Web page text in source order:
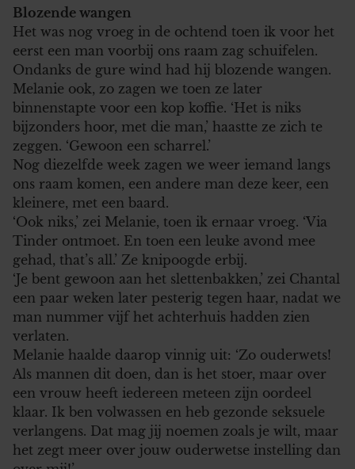
Blozende wangen
Het was nog vroeg in de ochtend toen ik voor het
eerst een man voorbij ons raam zag schuifelen.
Ondanks de gure wind had hij blozende wangen.
Melanie ook, zo zagen we toen ze later
binnenstapte voor een kop koffie. ‘Het is niks
bijzonders hoor, met die man,’ haastte ze zich te
zeggen. ‘Gewoon een scharrel.’
Nog diezelfde week zagen we weer iemand langs
ons raam komen, een andere man deze keer, een
kleinere, met een baard.
‘Ook niks,’ zei Melanie, toen ik ernaar vroeg. ‘Via
Tinder ontmoet. En toen een leuke avond mee
gehad, that’s all.’ Ze knipoogde erbij.
‘Je bent gewoon aan het slettenbakken,’ zei Chantal
een paar weken later pesterig tegen haar, nadat we
man nummer vijf het achterhuis hadden zien
verlaten.
Melanie haalde daarop vinnig uit: ‘Zo ouderwets!
Als mannen dit doen, dan is het stoer, maar over
een vrouw heeft iedereen meteen zijn oordeel
klaar. Ik ben volwassen en heb gezonde seksuele
verlangens. Dat mag jij noemen zoals je wilt, maar
het zegt meer over jouw ouderwetse instelling dan